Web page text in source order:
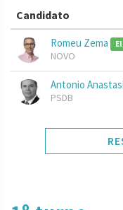
Candidato
Romeu Zema
NOVO
Antonio
PSDB